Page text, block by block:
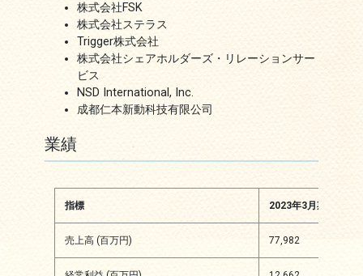
株式会社FSK
株式会社ステラス
Trigger株式会社
株式会社シェアホルダーズ・リレーションサー
ビス
NSD International, Inc.
成都仁本新動科技有限公司
業績
指標 2023年3月期
売上高 (百万円) 77,982